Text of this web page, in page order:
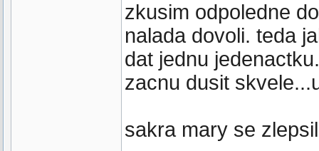
zkusim odpoledne
nalada dovoli. teda
dat jednu
zacnu dusit
sakra mary se